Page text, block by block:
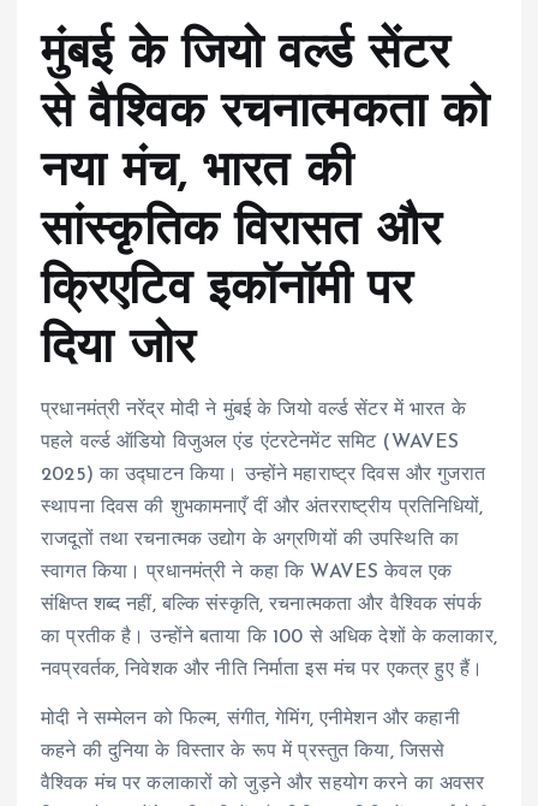
मुंबई के जियो वर्ल्ड सेंटर
से वैश्विक रचनात्मकता को
नया मंच, भारत की
सांस्कृतिक विरासत और
क्रिएटिव इकॉनॉमी पर
दिया जोर
प्रधानमंत्री नरेंद्र मोदी ने मुंबई के जियो वर्ल्ड सेंटर में भारत के
पहले वर्ल्ड ऑडियो विजुअल एंड एंटरटेनमेंट समिट (WAVES
2025) का उद्घाटन किया। उन्होंने महाराष्ट्र दिवस और गुजरात
स्थापना दिवस की शुभकामनाएँ दीं और अंतरराष्ट्रीय प्रतिनिधियों,
राजदूतों तथा रचनात्मक उद्योग के अग्रणियों की उपस्थिति का
स्वागत किया। प्रधानमंत्री ने कहा कि WAVES केवल एक
संक्षिप्त शब्द नहीं, बल्कि संस्कृति, रचनात्मकता और वैश्विक संपर्क
का प्रतीक है। उन्होंने बताया कि 100 से अधिक देशों के कलाकार,
नवप्रवर्तक, निवेशक और नीति निर्माता इस मंच पर एकत्र हुए हैं।
मोदी ने सम्मेलन को फिल्म, संगीत, गेमिंग, एनीमेशन और कहानी
कहने की दुनिया के विस्तार के रूप में प्रस्तुत किया, जिससे
वैश्विक मंच पर कलाकारों को जुड़ने और सहयोग करने का अवसर